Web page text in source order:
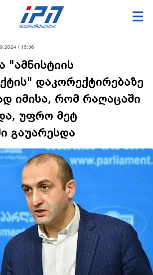
/ 16:36
"ამნისტიის
დაკორექტირებაზე
იმისა, რომ რაღაცაში
უფრო მეტ
გაუარესდა